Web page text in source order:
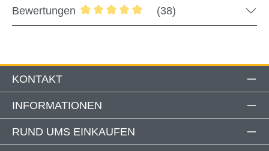
Bewertungen
Durchschnittliche Bewertung von 5
(38)
KONTAKT
INFORMATIONEN
RUND UMS EINKAUFEN